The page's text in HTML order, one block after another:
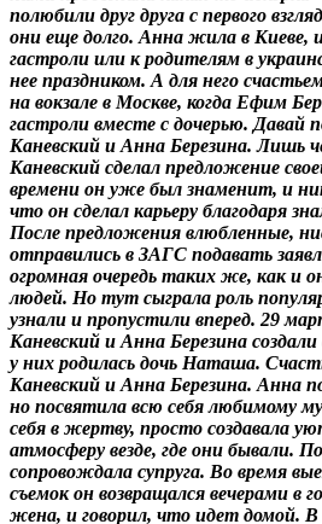
полюбили друг друга с первого
они еще долго. Анна жила в Киеве,
гастроли или к родителям в
нее праздником. А для него
на вокзале в Москве, когда Ефим
гастроли вместе с дочерью. Давай
Каневский и Анна Березина. Лишь
Каневский сделал предложение
времени он уже был знаменит, и
что он сделал карьеру благодаря
После предложения влюбленные,
отправились в ЗАГС подавать
огромная очередь таких же, как и
людей. Но тут сыграла роль
узнали и пропустили вперед. 29
Каневский и Анна Березина
у них родилась дочь Наташа.
Каневский и Анна Березина. Анна
но посвятила всю себя любимому
себя в жертву, просто создавала
атмосферу везде, где они бывали.
сопровождала супруга. Во время
съемок он возвращался вечерами в
жена, и говорил, что идет домой.